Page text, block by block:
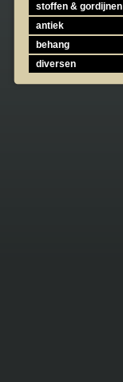
stoffen & gordijnen
antiek
behang
diversen